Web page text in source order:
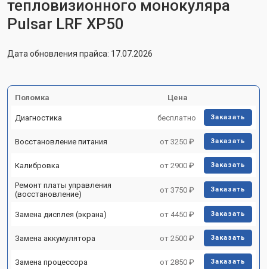
тепловизионного монокуляра
Pulsar LRF XP50
Дата обновления прайса: 17.07.2026
Поломка Цена
Диагностика бесплатно Заказать
Восстановление питания от 3250 ₽ Заказать
Калибровка от 2900 ₽ Заказать
Ремонт платы управления
(восстановление)
от 3750 ₽ Заказать
Замена дисплея (экрана) от 4450 ₽ Заказать
Замена аккумулятора от 2500 ₽ Заказать
Замена процессора от 2850 ₽ Заказать